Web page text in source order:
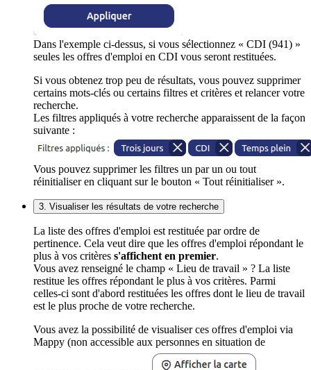
Dans l'exemple ci-dessus, si vous sélectionnez « CDI (941) »
seules les offres d'emploi en CDI vous seront restituées.
Si vous obtenez trop peu de résultats, vous pouvez supprimer
certains mots-clés ou certains filtres et critères et relancer votre
recherche.
Les filtres appliqués à votre recherche apparaissent de la façon
suivante :
Vous pouvez supprimer les filtres un par un ou tout
réinitialiser en cliquant sur le bouton « Tout réinitialiser ».
3. Visualiser les résultats de votre recherche
La liste des offres d'emploi est restituée par ordre de
pertinence. Cela veut dire que les offres d'emploi répondant le
plus à vos critères s'affichent en premier.
Vous avez renseigné le champ « Lieu de travail » ? La liste
restitue les offres répondant le plus à vos critères. Parmi
celles-ci sont d'abord restituées les offres dont le lieu de travail
est le plus proche de votre recherche.
Vous avez la possibilité de visualiser ces offres d'emploi via
Mappy (non accessible aux personnes en situation de